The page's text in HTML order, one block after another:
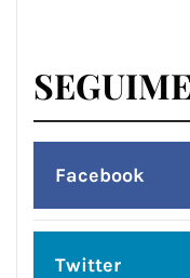
SEGUIME
Facebook
Twitter